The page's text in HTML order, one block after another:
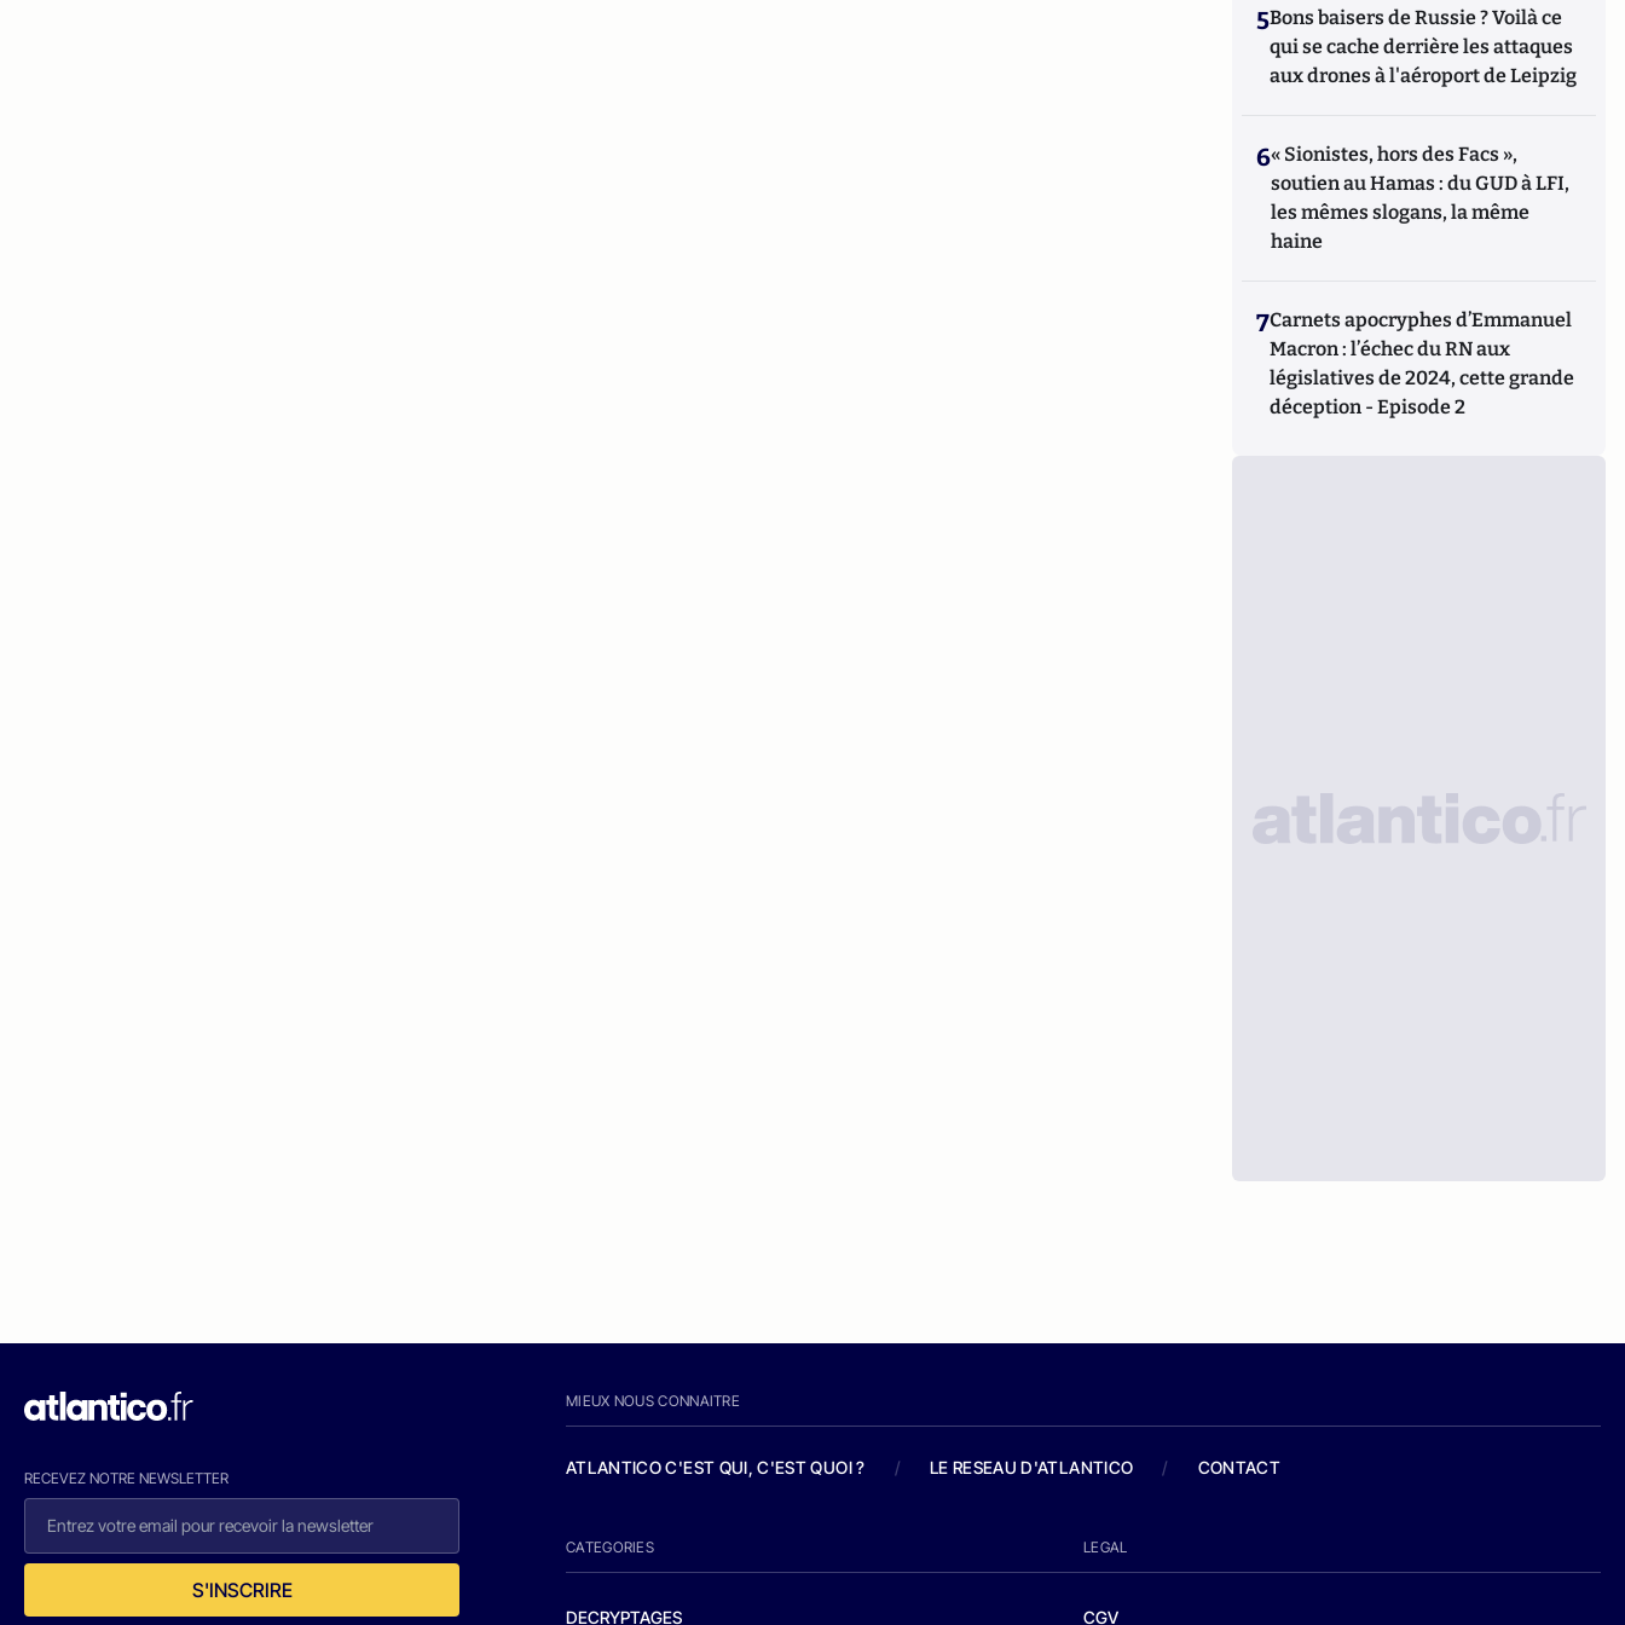
5Bons baisers de Russie ? Voilà ce
qui se cache derrière les attaques
aux drones à l'aéroport de Leipzig
6« Sionistes, hors des Facs »,
soutien au Hamas : du GUD à LFI,
les mêmes slogans, la même
haine
7Carnets apocryphes d’Emmanuel
Macron : l’échec du RN aux
législatives de 2024, cette grande
déception - Episode 2
RECEVEZ NOTRE NEWSLETTER
S'INSCRIRE
MIEUX NOUS CONNAITRE
ATLANTICO C'EST QUI, C'EST QUOI ? / LE RESEAU D'ATLANTICO / CONTACT
CATEGORIES
DECRYPTAGES
LEGAL
CGV